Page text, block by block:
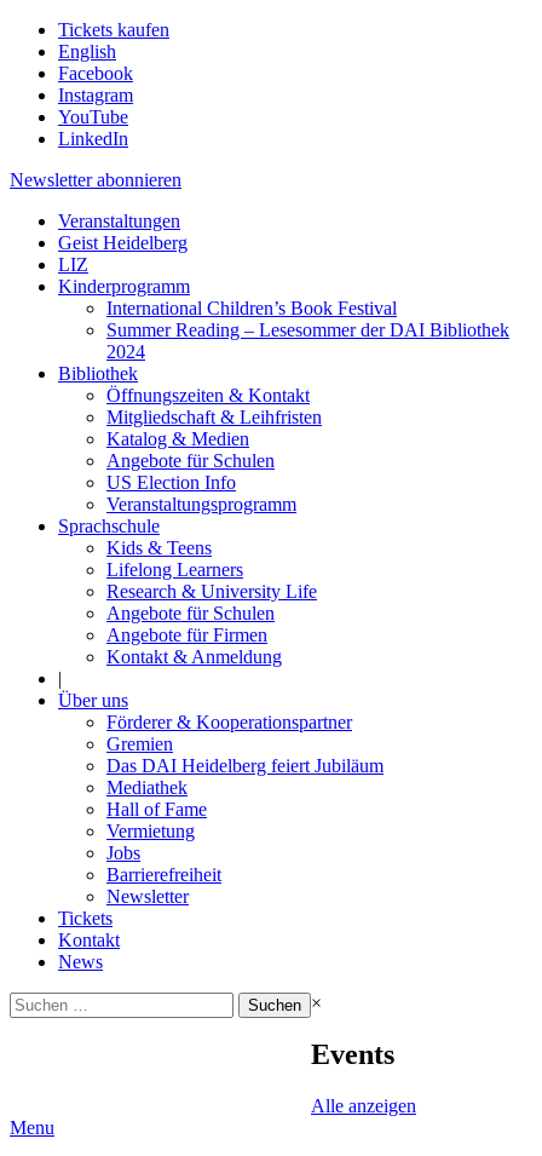
Tickets kaufen
English
Facebook
Instagram
YouTube
LinkedIn
Newsletter abonnieren
Veranstaltungen
Geist Heidelberg
LIZ
Kinderprogramm
International Children’s Book Festival
Summer Reading – Lesesommer der DAI Bibliothek
2024
Bibliothek
Öffnungszeiten & Kontakt
Mitgliedschaft & Leihfristen
Katalog & Medien
Angebote für Schulen
US Election Info
Veranstaltungsprogramm
Sprachschule
Kids & Teens
Lifelong Learners
Research & University Life
Angebote für Schulen
Angebote für Firmen
Kontakt & Anmeldung
|
Über uns
Förderer & Kooperationspartner
Gremien
Das DAI Heidelberg feiert Jubiläum
Mediathek
Hall of Fame
Vermietung
Jobs
Barrierefreiheit
Newsletter
Tickets
Kontakt
News
Suchen
nach:
×
Events
Alle anzeigen
Menu